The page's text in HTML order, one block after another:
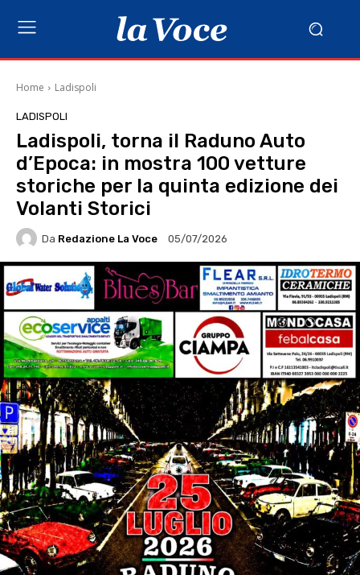
Home Ladispoli
LADISPOLI
Ladispoli, torna il Raduno Auto
d’Epoca: in mostra 100 vetture
storiche per la quinta edizione dei
Volanti Storici
Da Redazione La Voce 05/07/2026